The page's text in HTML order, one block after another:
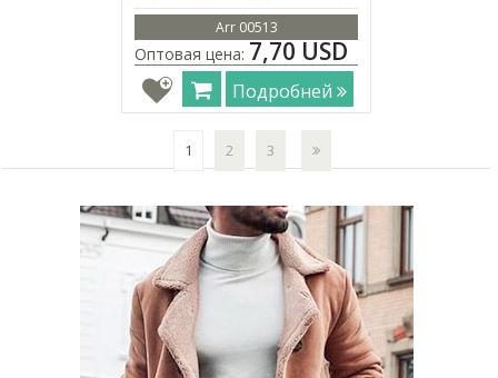
Arr 00513
Оптовая цена: 7,70 USD
Подробней
1 2 3